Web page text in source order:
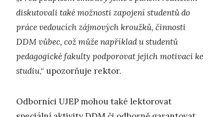
diskutovali také možnosti zapojení studentů do
práce vedoucích zájmových kroužků, činnosti
DDM vůbec, což může například u studentů
pedagogické fakulty podporovat jejich motivaci ke
studiu,“ upozorňuje rektor.
Odborníci UJEP mohou také lektorovat